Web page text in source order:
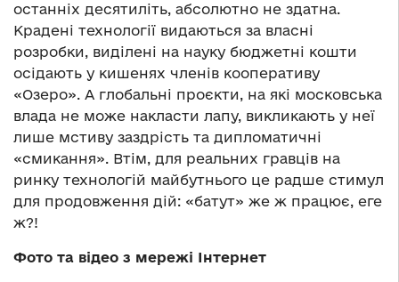
останніх десятиліть, абсолютно не здатна.
Крадені технології видаються за власні
розробки, виділені на науку бюджетні кошти
осідають у кишенях членів кооперативу
«Озеро». А глобальні проєкти, на які московська
влада не може накласти лапу, викликають у неї
лише мстиву заздрість та дипломатичні
«смикання». Втім, для реальних гравців на
ринку технологій майбутнього це радше стимул
для продовження дій: «батут» же ж працює, еге
ж?!
Фото та відео з мережі Інтернет